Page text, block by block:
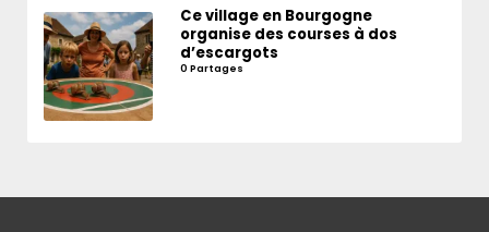
Ce village en Bourgogne
organise des courses à dos
d’escargots
0 Partages